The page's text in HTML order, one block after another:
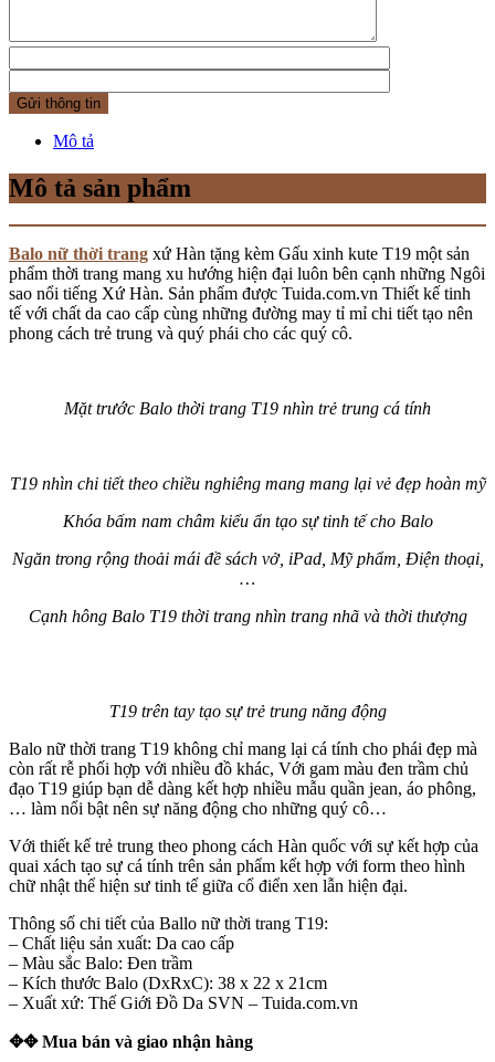
Mô tả
Mô tả sản phẩm
Balo nữ thời trang xứ Hàn tặng kèm Gấu xinh kute T19 một sản
phẩm thời trang mang xu hướng hiện đại luôn bên cạnh những Ngôi
sao nổi tiếng Xứ Hàn. Sản phẩm được Tuida.com.vn Thiết kế tinh
tế với chất da cao cấp cùng những đường may tỉ mỉ chi tiết tạo nên
phong cách trẻ trung và quý phái cho các quý cô.
Mặt trước Balo thời trang T19 nhìn trẻ trung cá tính
T19 nhìn chi tiết theo chiều nghiêng mang mang lại vẻ đẹp hoàn mỹ
Khóa bấm nam châm kiểu ẩn tạo sự tinh tế cho Balo
Ngăn trong rộng thoải mái đề sách vở, iPad, Mỹ phẩm, Điện thoại,
…
Cạnh hông Balo T19 thời trang nhìn trang nhã và thời thượng
T19 trên tay tạo sự trẻ trung năng động
Balo nữ thời trang T19 không chỉ mang lại cá tính cho phái đẹp mà
còn rất rễ phối hợp với nhiều đồ khác, Với gam màu đen trầm chủ
đạo T19 giúp bạn dễ dàng kết hợp nhiều mẫu quần jean, áo phông,
… làm nổi bật nên sự năng động cho những quý cô…
Với thiết kế trẻ trung theo phong cách Hàn quốc với sự kết hợp của
quai xách tạo sự cá tính trên sản phẩm kết hợp với form theo hình
chữ nhật thể hiện sư tinh tế giữa cổ điển xen lẫn hiện đại.
Thông số chi tiết của Ballo nữ thời trang T19:
– Chất liệu sản xuất: Da cao cấp
– Màu sắc Balo: Đen trầm
– Kích thước Balo (DxRxC): 38 x 22 x 21cm
– Xuất xứ: Thế Giới Đồ Da SVN – Tuida.com.vn
✥✥Mua bán và giao nhận hàng